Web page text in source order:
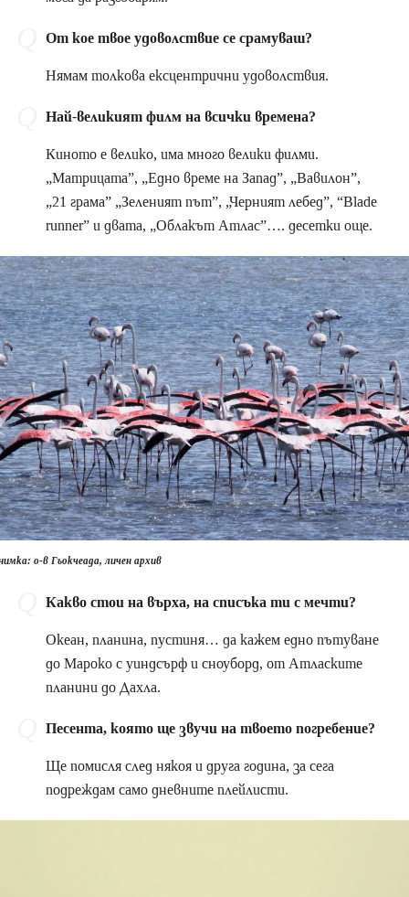
От кое твое удоволствие се срамуваш?
Нямам толкова ексцентрични удоволствия.
Най-великият филм на всички времена?
Киното е велико, има много велики филми.
„Матрицата”, „Едно време на Запад”, „Вавилон”,
„21 грама” „Зеленият път”, „Черният лебед”, “Blade
runner” и двата, „Облакът Атлас”…. десетки още.
о-в Гьокчеада, личен архив
Какво стои на върха, на списъка ти с мечти?
Океан, планина, пустиня… да кажем едно пътуване
до Мароко с уиндсърф и сноуборд, от Атласките
планини до Дахла.
Песента, която ще звучи на твоето погребение?
Ще помисля след някоя и друга година, за сега
подреждам само дневните плейлисти.